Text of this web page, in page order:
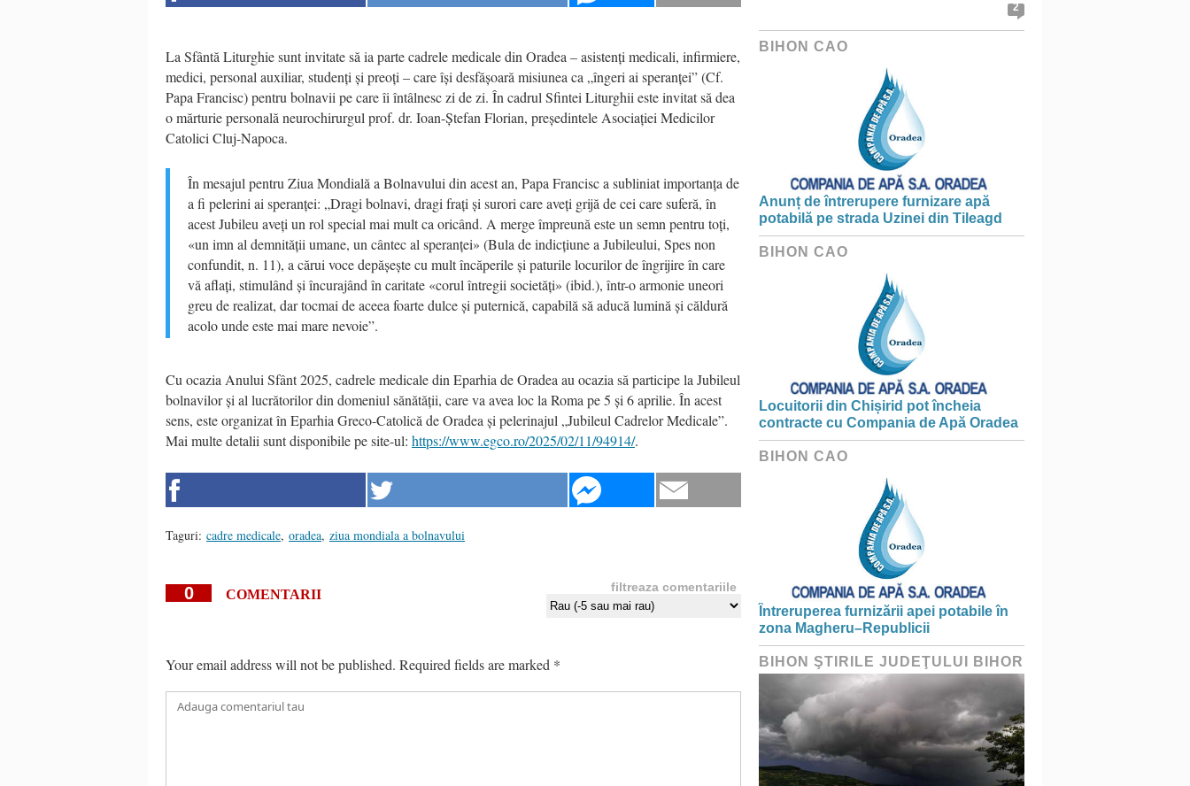
La Sfântă Liturghie sunt invitate să ia parte cadrele medicale din Oradea – asistenți medicali, infirmiere,
medici, personal auxiliar, studenți și preoți – care își desfășoară misiunea ca „îngeri ai speranței” (Cf.
Papa Francisc) pentru bolnavii pe care îi întâlnesc zi de zi. În cadrul Sfintei Liturghii este invitat să dea
o mărturie personală neurochirurgul prof. dr. Ioan-Ștefan Florian, președintele Asociației Medicilor
Catolici Cluj-Napoca.
În mesajul pentru Ziua Mondială a Bolnavului din acest an, Papa Francisc a subliniat importanța de
a fi pelerini ai speranței: „Dragi bolnavi, dragi frați și surori care aveți grijă de cei care suferă, în
acest Jubileu aveți un rol special mai mult ca oricând. A merge împreună este un semn pentru toți,
«un imn al demnității umane, un cântec al speranței» (Bula de indicțiune a Jubileului, Spes non
confundit, n. 11), a cărui voce depășește cu mult încăperile și paturile locurilor de îngrijire în care
vă aflați, stimulând și încurajând în caritate «corul întregii societăți» (ibid.), într-o armonie uneori
greu de realizat, dar tocmai de aceea foarte dulce și puternică, capabilă să aducă lumină și căldură
acolo unde este mai mare nevoie”.
Cu ocazia Anului Sfânt 2025, cadrele medicale din Eparhia de Oradea au ocazia să participe la Jubileul
bolnavilor și al lucrătorilor din domeniul sănătății, care va avea loc la Roma pe 5 și 6 aprilie. În acest
sens, este organizat în Eparhia Greco-Catolică de Oradea și pelerinajul „Jubileul Cadrelor Medicale”.
Mai multe detalii sunt disponibile pe site-ul: https://www.egco.ro/2025/02/11/94914/.
Taguri: cadre medicale, oradea, ziua mondiala a bolnavului
0 COMENTARII filtreaza comentariile
Your email address will not be published. Required fields are marked *
2
BIHON CAO
Anunț de întrerupere furnizare apă
potabilă pe strada Uzinei din Tileagd
BIHON CAO
Locuitorii din Chișirid pot încheia
contracte cu Compania de Apă Oradea
BIHON CAO
Întreruperea furnizării apei potabile în
zona Magheru–Republicii
BIHON ŞTIRILE JUDEŢULUI BIHOR